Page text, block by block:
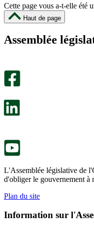
Cette page vous a-t-elle été
Haut de page
Assemblée
L'Assemblée législative de
d'obliger le gouvernement à
Plan du site
Information sur